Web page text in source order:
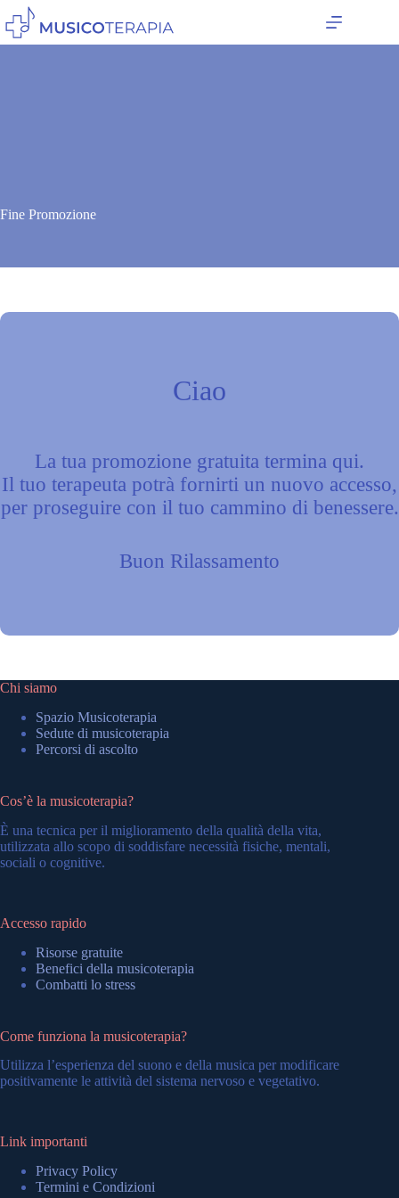
al
contenuto
Fine Promozione
Ciao
La tua promozione gratuita termina qui.
Il tuo terapeuta potrà fornirti un nuovo accesso,
per proseguire con il tuo cammino di benessere.
Buon Rilassamento
Chi siamo
Spazio Musicoterapia
Sedute di musicoterapia
Percorsi di ascolto
Cos’è la musicoterapia?
È una tecnica per il miglioramento della qualità della vita,
utilizzata allo scopo di soddisfare necessità fisiche, mentali,
sociali o cognitive.
Accesso rapido
Risorse gratuite
Benefici della musicoterapia
Combatti lo stress
Come funziona la musicoterapia?
Utilizza l’esperienza del suono e della musica per modificare
positivamente le attività del sistema nervoso e vegetativo.
Link importanti
Privacy Policy
Termini e Condizioni